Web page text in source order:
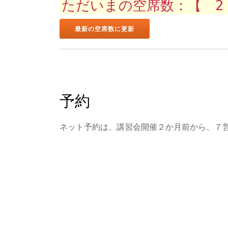
ただいまの空席数：【 2
予約
ネット予約は、講習会開催２か月前から、７